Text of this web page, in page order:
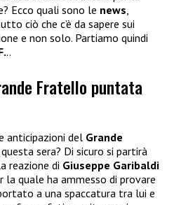
Ecco quali sono le news
ciò che c’è da sapere sui
e non solo. Partiamo quindi
..
Fratello puntata
anticipazioni del Grande
sera? Di sicuro si partirà
reazione di Giuseppe Garibaldi
la quale ha ammesso di provare
a una spaccatura tra lui e